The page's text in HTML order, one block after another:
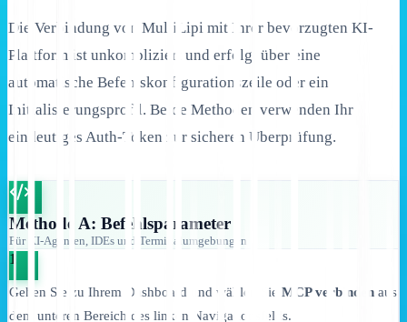
Die Verbindung von MultiLipi mit Ihrer bevorzugten KI-
Plattform ist unkompliziert und erfolgt über eine
automatische Befehlskonfigurationszeile oder ein
Initialisierungsprofil. Beide Methoden verwenden Ihr
eindeutiges Auth-Token zur sicheren Überprüfung.
Methode A: Befehlsparameter
Für KI-Agenten, IDEs und Terminalumgebungen
1
Gehen Sie zu Ihrem Dashboard und wählen Sie MCP verbinden aus
dem unteren Bereich des linken Navigationsfelds.